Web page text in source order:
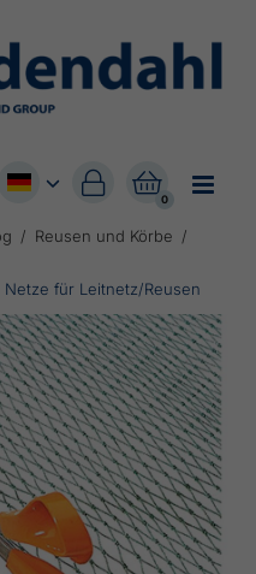


0
Reusen und Körbe
für Leitnetz/Reusen